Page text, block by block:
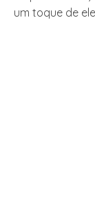
um toque de